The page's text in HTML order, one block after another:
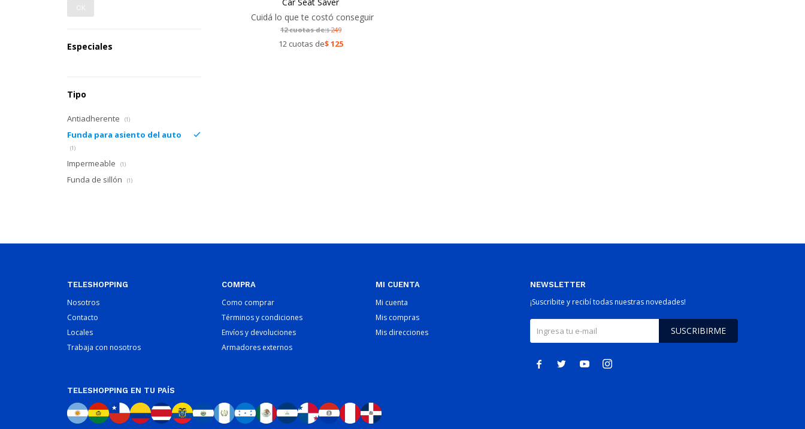
Cuidá lo que te costó conseguir
12 cuotas de:$249
12 cuotas de$125
OK
Especiales
Tipo
Antiadherente (1)
Funda para asiento del auto
(1)
Impermeable (1)
Funda de sillón (1)
TELESHOPPING
Nosotros
Contacto
Locales
Trabaja con nosotros
COMPRA
Como comprar
Términos y condiciones
Envíos y devoluciones
Armadores externos
MI CUENTA
Mi cuenta
Mis compras
Mis direcciones
NEWSLETTER
¡Suscribite y recibí todas nuestras novedades!
SUSCRIBIRME
   
TELESHOPPING EN TU PAÍS